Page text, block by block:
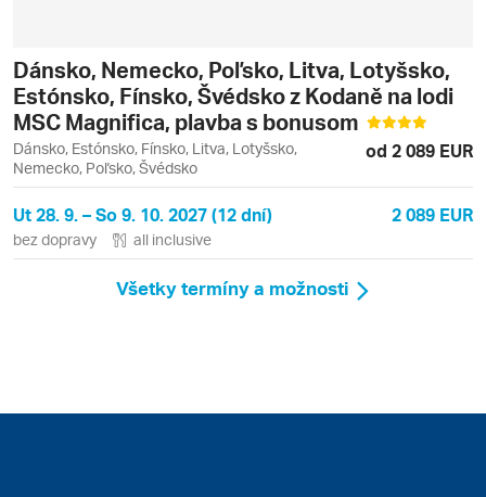
Dánsko, Nemecko, Poľsko, Litva, Lotyšsko,
Estónsko, Fínsko, Švédsko z Kodaně na lodi
MSC Magnifica, plavba s bonusom
Dánsko, Estónsko, Fínsko, Litva, Lotyšsko,
Nemecko, Poľsko, Švédsko
od 2 089 EUR
Ut 28. 9. – So 9. 10. 2027 (12 dní) 2 089 EUR
bez dopravy all inclusive
Všetky termíny a možnosti